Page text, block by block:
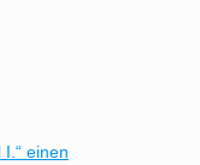
einen